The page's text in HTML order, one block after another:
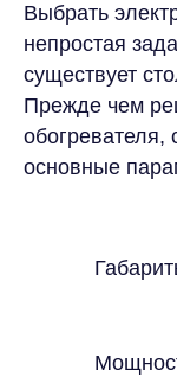
Выбрать
непростая
существует
Прежде чем
обогревателя,
основные